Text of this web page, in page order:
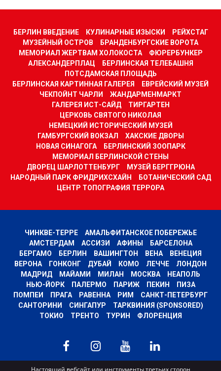
БЕРЛИН ВВЕДЕНИЕ КУЛИНАРНЫЕ ИЗЫСКИ
РЕЙХСТАГ
МУЗЕЙНЫЙ ОСТРОВ
БРАНДЕНБУРГСКИЕ ВОРОТА
МЕМОРИАЛ ЖЕРТВАМ ХОЛОКОСТА
ФЮРЕРБУНКЕР
АЛЕКСАНДЕРПЛАЦ
БЕРЛИНСКАЯ ТЕЛЕБАШНЯ
ПОТСДАМСКАЯ ПЛОЩАДЬ
БЕРЛИНСКАЯ КАРТИННАЯ ГАЛЕРЕЯ
ЕВРЕЙСКИЙ МУЗЕЙ
ЧЕКПОЙНТ ЧАРЛИ
ЖАНДАРМЕНМАРКТ
ГАЛЕРЕЯ ИСТ-САЙД
ТИРГАРТЕН
ЦЕРКОВЬ СВЯТОГО НИКОЛАЯ
НЕМЕЦКИЙ ИСТОРИЧЕСКИЙ МУЗЕЙ
ГАМБУРГСКИЙ ВОКЗАЛ
ХАКСКИЕ ДВОРЫ
НОВАЯ СИНАГОГА
БЕРЛИНСКИЙ ЗООПАРК
МЕМОРИАЛ БЕРЛИНСКОЙ СТЕНЫ
ДВОРЕЦ ШАРЛОТТЕНБУРГ
МУЗЕЙ БЕРГГРЮНА
НАРОДНЫЙ ПАРК ФРИДРИХСХАЙН
БОТАНИЧЕСКИЙ САД
ЦЕНТР ТОПОГРАФИЯ ТЕРРОРА
ЧИНКВЕ-ТЕРРЕ
АМАЛЬФИТАНСКОЕ ПОБЕРЕЖЬЕ
АМСТЕРДАМ
АССИЗИ АФИНЫ
БАРСЕЛОНА
БЕРГАМО
БЕРЛИН ВАШИНГТОН ВЕНА
ВЕНЕЦИЯ
ВЕРОНА
ГОНКОНГ ДУБАЙ КОМО ЛЕЧЧЕ
ЛОНДОН
МАДРИД
МАЙАМИ МИЛАН МОСКВА
НЕАПОЛЬ
НЬЮ-ЙОРК
ПАЛЕРМО ПАРИЖ ПЕКИН
ПИЗА
ПОМПЕИ
ПРАГА РАВЕННА РИМ
САНКТ-ПЕТЕРБУРГ
САНТОРИНИ
СИНГАПУР
ТАРКВИНИЯ (SPONSORED)
ТОКИО
ТРЕНТО ТУРИН ФЛОРЕНЦИЯ
MyWoWo s.r.l.
Настоящий вебсайт или инструменты третьих сторон